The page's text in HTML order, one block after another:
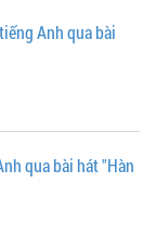
Anh qua bài
qua bài hát "Hàn